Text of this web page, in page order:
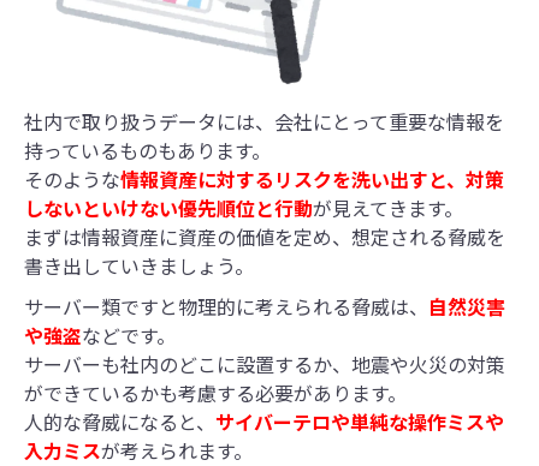
社内で取り扱うデータには、会社にとって重要な情報を
持っているものもあります。
そのような情報資産に対するリスクを洗い出すと、対策
しないといけない優先順位と行動が見えてきます。
まずは情報資産に資産の価値を定め、想定される脅威を
書き出していきましょう。
サーバー類ですと物理的に考えられる脅威は、 自然災害
や強盗などです。
サーバーも社内のどこに設置するか、地震や火災の対策
ができているかも考慮する必要があります。
人的な脅威になると、 サイバーテロや単純な操作ミスや
入力ミスが考えられます。